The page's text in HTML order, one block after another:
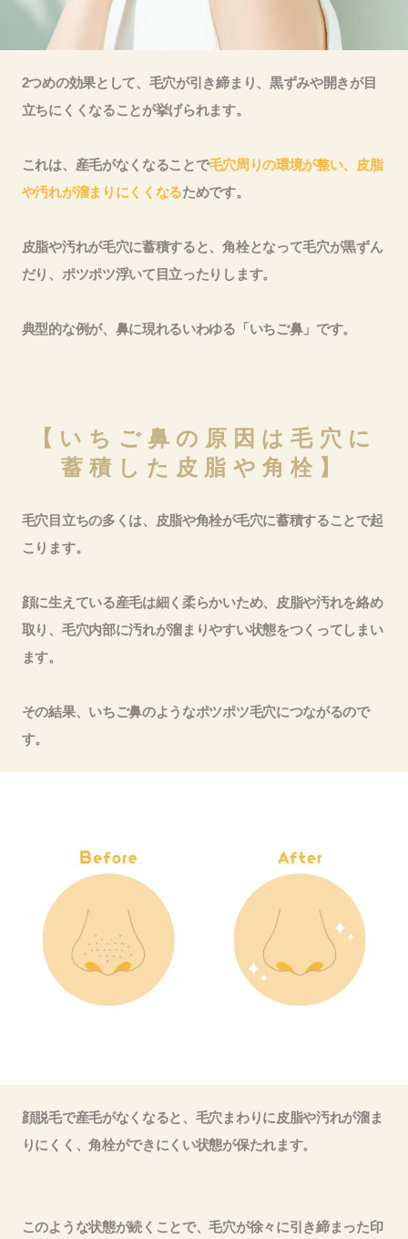
2つめの効果として、毛穴が引き締まり、黒ずみや開きが目
立ちにくくなることが挙げられます。
これは、産毛がなくなることで毛穴周りの環境が整い、皮脂
や汚れが溜まりにくくなるためです。
皮脂や汚れが毛穴に蓄積すると、角栓となって毛穴が黒ずん
だり、ポツポツ浮いて目立ったりします。
典型的な例が、鼻に現れるいわゆる「いちご鼻」です。
【いちご鼻の原因は毛穴に
蓄積した皮脂や角栓】
毛穴目立ちの多くは、皮脂や角栓が毛穴に蓄積することで起
こります。
顔に生えている産毛は細く柔らかいため、皮脂や汚れを絡め
取り、毛穴内部に汚れが溜まりやすい状態をつくってしまい
ます。
その結果、いちご鼻のようなポツポツ毛穴につながるので
す。
顔脱毛で産毛がなくなると、毛穴まわりに皮脂や汚れが溜ま
りにくく、角栓ができにくい状態が保たれます。
このような状態が続くことで、毛穴が徐々に引き締まった印